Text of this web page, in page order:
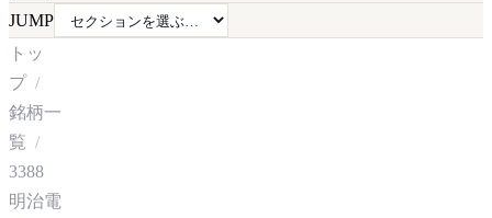
JUMP
トッ
プ
銘柄一
覧
3388
明治電